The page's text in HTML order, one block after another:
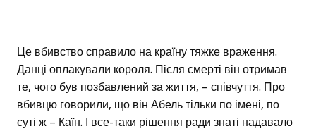
Це вбивство справило на країну тяжке враження.
Данці оплакували короля. Після смерті він отримав
те, чого був позбавлений за життя, – співчуття. Про
вбивцю говорили, що він Абель тільки по імені, по
суті ж – Каїн. І все-таки рішення ради знаті надавало